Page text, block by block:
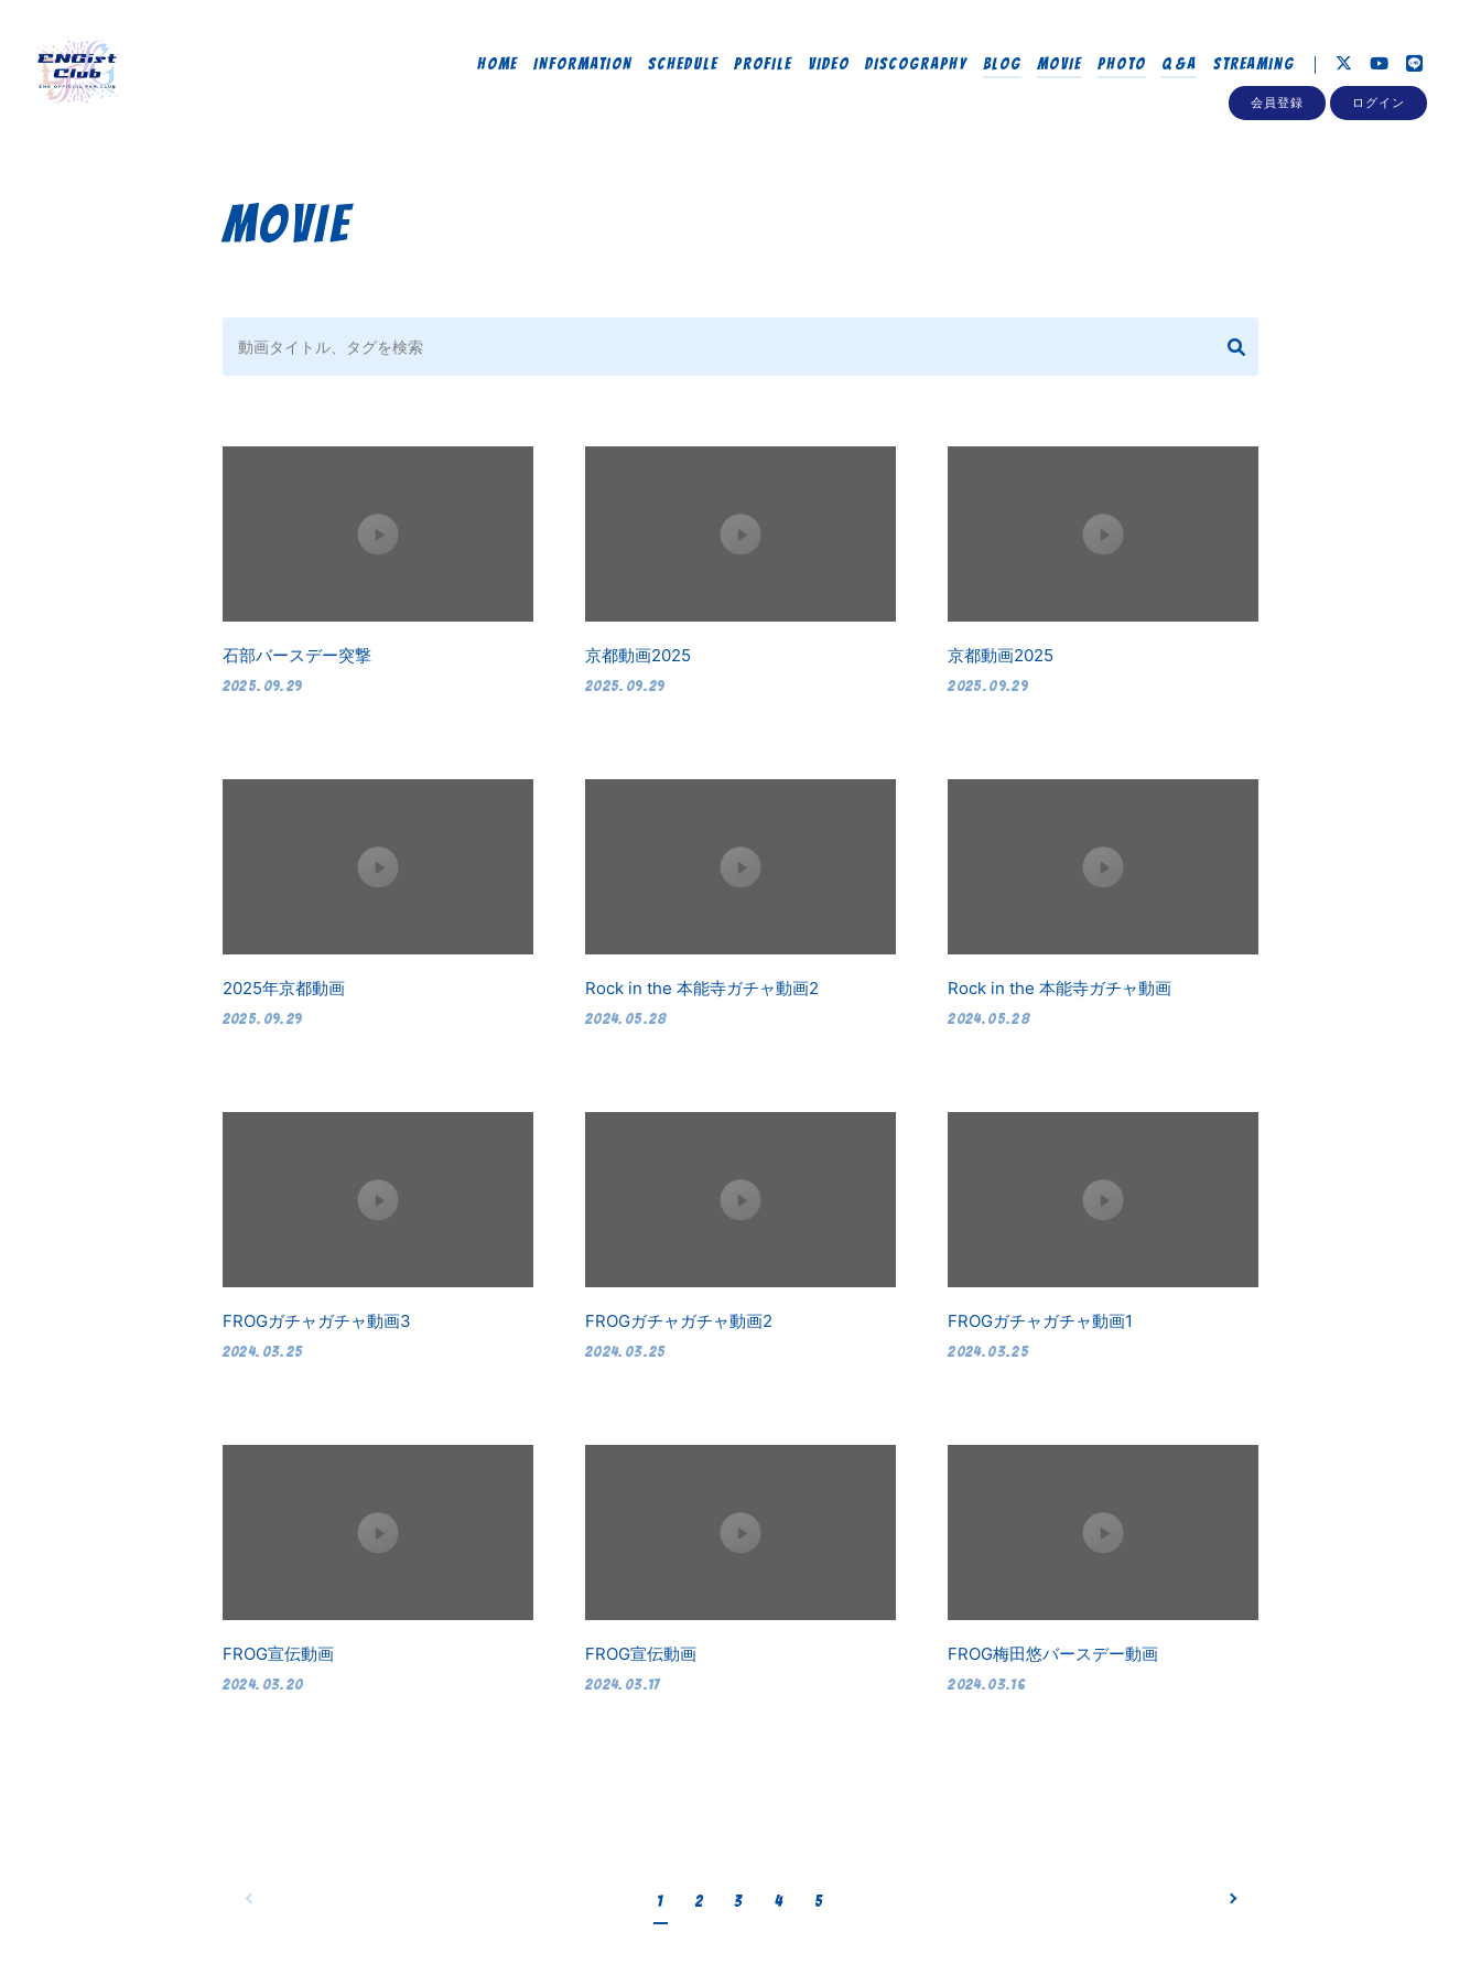
HOME INFORMATION SCHEDULE PROFILE VIDEO DISCOGRAPHY BLOG MOVIE PHOTO Q&A Streaming
会員登録 ログイン
MOVIE
石部バースデー突撃
2025.09.29
京都動画2025
2025.09.29
京都動画2025
2025.09.29
2025年京都動画
2025.09.29
Rock in the 本能寺ガチャ動画2
2024.05.28
Rock in the 本能寺ガチャ動画
2024.05.28
FROGガチャガチャ動画3
2024.03.25
FROGガチャガチャ動画2
2024.03.25
FROGガチャガチャ動画1
2024.03.25
FROG宣伝動画
2024.03.20
FROG宣伝動画
2024.03.17
FROG梅田悠バースデー動画
2024.03.16
1 2 3 4 5